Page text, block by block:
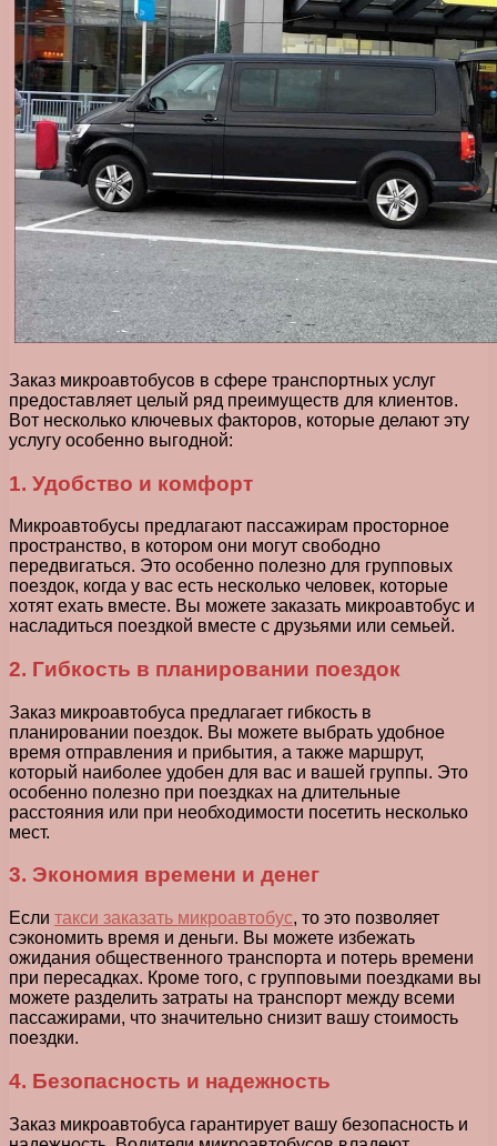
Заказ микроавтобусов в сфере транспортных услуг
предоставляет целый ряд преимуществ для клиентов.
Вот несколько ключевых факторов, которые делают эту
услугу особенно выгодной:
1. Удобство и комфорт
Микроавтобусы предлагают пассажирам просторное
пространство, в котором они могут свободно
передвигаться. Это особенно полезно для групповых
поездок, когда у вас есть несколько человек, которые
хотят ехать вместе. Вы можете заказать микроавтобус и
насладиться поездкой вместе с друзьями или семьей.
2. Гибкость в планировании поездок
Заказ микроавтобуса предлагает гибкость в
планировании поездок. Вы можете выбрать удобное
время отправления и прибытия, а также маршрут,
который наиболее удобен для вас и вашей группы. Это
особенно полезно при поездках на длительные
расстояния или при необходимости посетить несколько
мест.
3. Экономия времени и денег
Если такси заказать микроавтобус, то это позволяет
сэкономить время и деньги. Вы можете избежать
ожидания общественного транспорта и потерь времени
при пересадках. Кроме того, с групповыми поездками вы
можете разделить затраты на транспорт между всеми
пассажирами, что значительно снизит вашу стоимость
поездки.
4. Безопасность и надежность
Заказ микроавтобуса гарантирует вашу безопасность и